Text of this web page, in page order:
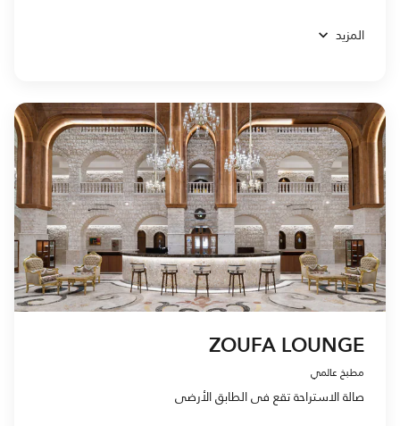
المزيد
ZOUFA LOUNGE
مطبخ عالمي
صالة الاستراحة تقع فى الطابق الأرضى